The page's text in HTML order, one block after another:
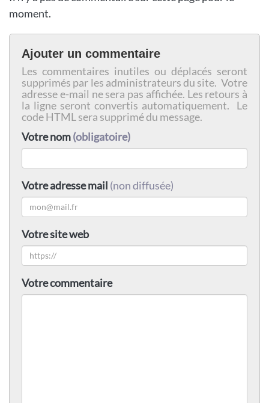
moment.
Ajouter un commentaire
Les commentaires inutiles ou déplacés seront
supprimés par les administrateurs du site. Votre
adresse e-mail ne sera pas affichée. Les retours à
la ligne seront convertis automatiquement. Le
code HTML sera supprimé du message.
Votre nom(obligatoire)
Votre adresse mail (non diffusée)
Votre site web
Votre commentaire